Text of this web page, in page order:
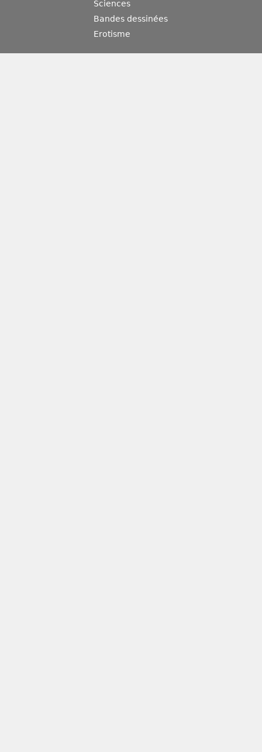
Sciences
Bandes dessinées
Erotisme